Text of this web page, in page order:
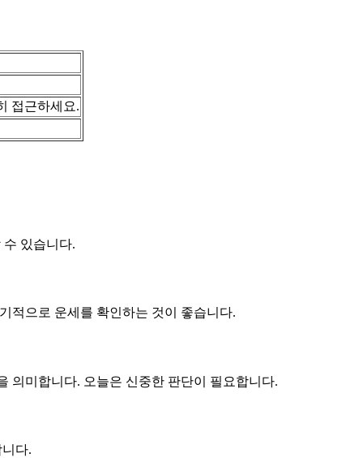
접근하세요.
있습니다.
적으로 운세를 확인하는 것이 좋습니다.
의미합니다. 오늘은 신중한 판단이 필요합니다.
다.